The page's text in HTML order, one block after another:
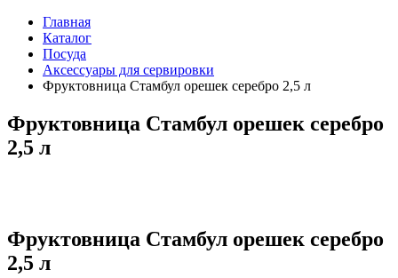
Главная
Каталог
Посуда
Аксессуары для сервировки
Фруктовница Стамбул орешек серебро 2,5 л
Фруктовница Стамбул орешек серебро
2,5 л
Фруктовница Стамбул орешек серебро
2,5 л